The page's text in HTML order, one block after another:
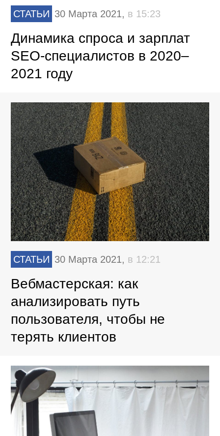
СТАТЬИ 30 Марта 2021, в 15:23
Динамика спроса и зарплат
SEO-специалистов в 2020–
2021 году
СТАТЬИ 30 Марта 2021, в 12:21
Вебмастерская: как
анализировать путь
пользователя, чтобы не
терять клиентов